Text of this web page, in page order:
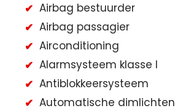
Airbag bestuurder
Airbag passagier
Airconditioning
Alarmsysteem klasse I
Antiblokkeersysteem
Automatische dimlichten